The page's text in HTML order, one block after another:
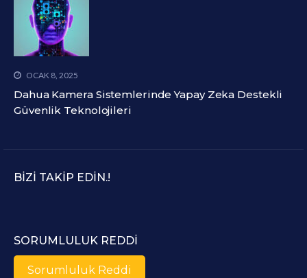
OCAK 8, 2025
Dahua Kamera Sistemlerinde Yapay Zeka Destekli
Güvenlik Teknolojileri
BIZI TAKIP EDIN.!
SORUMLULUK REDDI
Sorumluluk Reddi